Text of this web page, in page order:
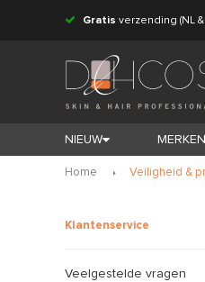
Gratis verzending (NL &
NIEUW MERKEN
Home Veiligheid &
Klantenservice
Veelgestelde vragen